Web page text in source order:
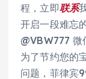
程，立即联系
开启一段难忘
@VBW777 微
为了节约您的
问题，菲律宾